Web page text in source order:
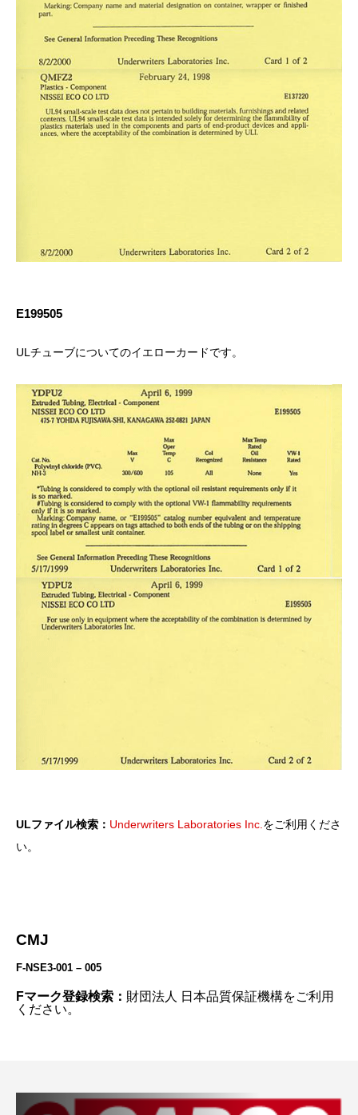
E199505
ULチューブについてのイエローカードです。
ULファイル検索： Underwriters Laboratories Inc.をご利用くださ
い。
CMJ
F-NSE3-001 – 005
Fマーク登録検索： 財団法人 日本品質保証機構をご利用
ください。